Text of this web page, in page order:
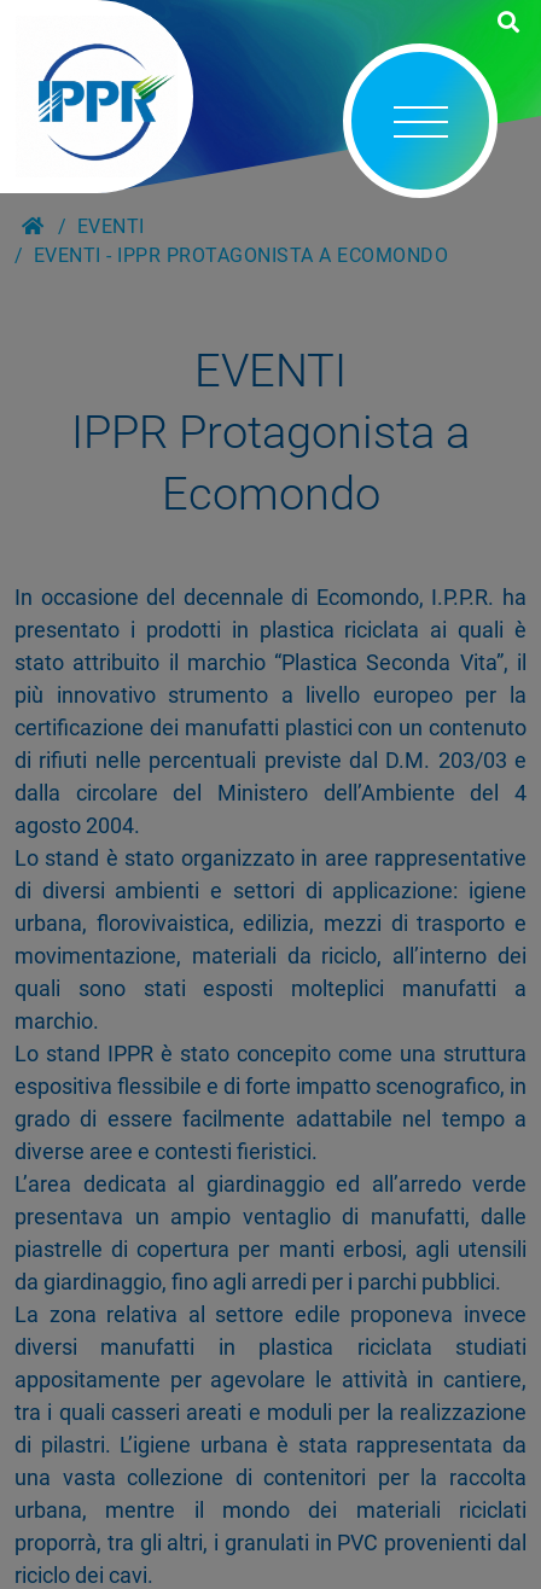
EVENTI
EVENTI - IPPR PROTAGONISTA A ECOMONDO
EVENTI
IPPR Protagonista a
Ecomondo
In occasione del decennale di Ecomondo, I.P.P.R. ha
presentato i prodotti in plastica riciclata ai quali è
stato attribuito il marchio “Plastica Seconda Vita”, il
più innovativo strumento a livello europeo per la
certificazione dei manufatti plastici con un contenuto
di rifiuti nelle percentuali previste dal D.M. 203/03 e
dalla circolare del Ministero dell’Ambiente del 4
agosto 2004.
Lo stand è stato organizzato in aree rappresentative
di diversi ambienti e settori di applicazione: igiene
urbana, florovivaistica, edilizia, mezzi di trasporto e
movimentazione, materiali da riciclo, all’interno dei
quali sono stati esposti molteplici manufatti a
marchio.
Lo stand IPPR è stato concepito come una struttura
espositiva flessibile e di forte impatto scenografico, in
grado di essere facilmente adattabile nel tempo a
diverse aree e contesti fieristici.
L’area dedicata al giardinaggio ed all’arredo verde
presentava un ampio ventaglio di manufatti, dalle
piastrelle di copertura per manti erbosi, agli utensili
da giardinaggio, fino agli arredi per i parchi pubblici.
La zona relativa al settore edile proponeva invece
diversi manufatti in plastica riciclata studiati
appositamente per agevolare le attività in cantiere,
tra i quali casseri areati e moduli per la realizzazione
di pilastri. L’igiene urbana è stata rappresentata da
una vasta collezione di contenitori per la raccolta
urbana, mentre il mondo dei materiali riciclati
proporrà, tra gli altri, i granulati in PVC provenienti dal
riciclo dei cavi.